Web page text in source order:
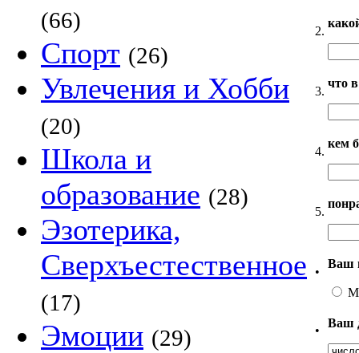
(66)
Спорт (26)
Увлечения и Хобби
(20)
Школа и
образование (28)
Эзотерика,
Сверхъестественное
(17)
Эмоции (29)
2.
3.
что
4.
кем
5.
•
Ваш
•
Ваш